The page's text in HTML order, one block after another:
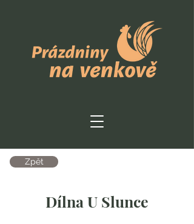
Zpět
Dílna U Slunce